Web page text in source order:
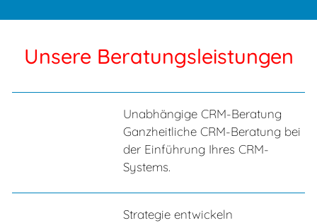
Unsere Beratungsleistungen
Unabhängige CRM-Beratung
Ganzheitliche CRM-Beratung bei
der Einführung Ihres CRM-
Systems.
Strategie entwickeln